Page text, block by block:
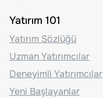
Yatırım 101
Yatırım Sözlüğü
Uzman Yatırımcılar
Deneyimli Yatırımcılar
Yeni Başlayanlar